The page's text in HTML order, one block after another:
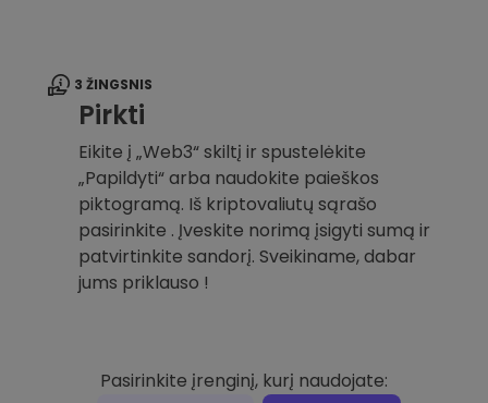
3 ŽINGSNIS
Pirkti
Eikite į „Web3“ skiltį ir spustelėkite
„Papildyti“ arba naudokite paieškos
piktogramą. Iš kriptovaliutų sąrašo
pasirinkite . Įveskite norimą įsigyti sumą ir
patvirtinkite sandorį. Sveikiname, dabar
jums priklauso !
Pasirinkite įrenginį, kurį naudojate: